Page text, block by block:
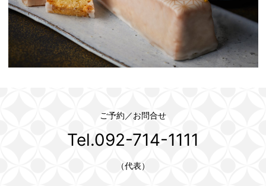
ご予約／お問合せ
Tel.092-714-1111
（代表）